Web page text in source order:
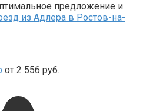
предложение и
из Адлера в Ростов-на-
от 2 556 руб.